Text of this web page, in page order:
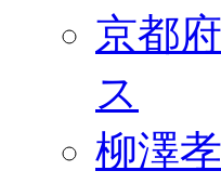
京都
ス
柳澤